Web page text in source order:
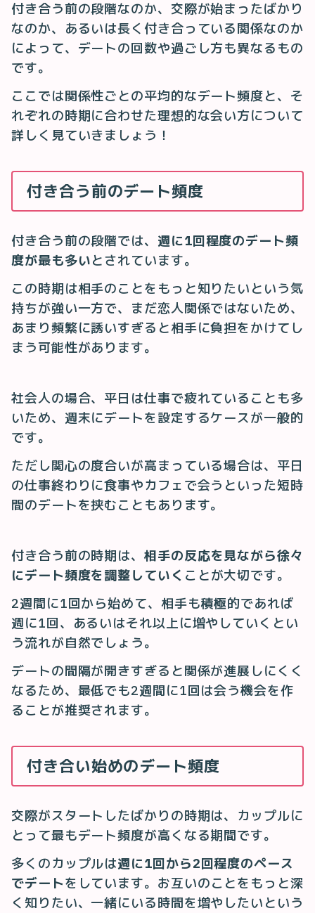
付き合う前の段階なのか、交際が始まったばかり
なのか、あるいは長く付き合っている関係なのか
によって、デートの回数や過ごし方も異なるもの
です。
ここでは関係性ごとの平均的なデート頻度と、そ
れぞれの時期に合わせた理想的な会い方について
詳しく見ていきましょう！
付き合う前のデート頻度
付き合う前の段階では、 週に1回程度のデート頻
度が最も多いとされています。
この時期は相手のことをもっと知りたいという気
持ちが強い一方で、まだ恋人関係ではないため、
あまり頻繁に誘いすぎると相手に負担をかけてし
まう可能性があります。
社会人の場合、平日は仕事で疲れていることも多
いため、週末にデートを設定するケースが一般的
です。
ただし関心の度合いが高まっている場合は、平日
の仕事終わりに食事やカフェで会うといった短時
間のデートを挟むこともあります。
付き合う前の時期は、 相手の反応を見ながら徐々
にデート頻度を調整していく ことが大切です。
2週間に1回から始めて、相手も積極的であれば
週に1回、あるいはそれ以上に増やしていくとい
う流れが自然でしょう。
デートの間隔が開きすぎると関係が進展しにくく
なるため、最低でも2週間に1回は会う機会を作
ることが推奨されます。
付き合い始めのデート頻度
交際がスタートしたばかりの時期は、カップルに
とって最もデート頻度が高くなる期間です。
多くのカップルは週に1回から2回程度のペース
でデートをしています。お互いのことをもっと深
く知りたい、一緒にいる時間を増やしたいという